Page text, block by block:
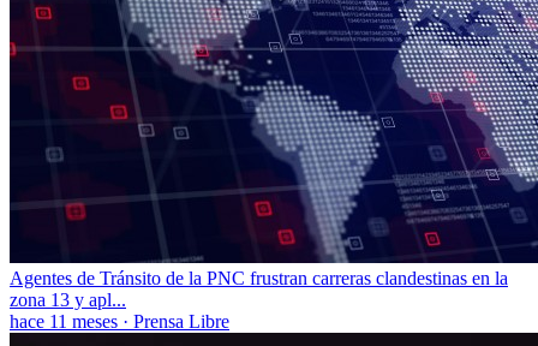
Agentes de Tránsito de la PNC frustran carreras clandestinas en la
zona 13 y apl...
hace 11 meses · Prensa Libre